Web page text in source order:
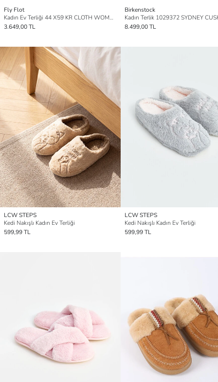
Fly Flot
Kadın Ev Terliği 44 X59 KR CLOTH WOMAN SLIPPER
3.649,00 TL
Birkenstock
8.499,00 TL
LCW STEPS
Kedi Nakışlı Kadın Ev Terliği
599,99 TL
LCW STEPS
Kedi Nakışlı Kadın Ev Terliği
599,99 TL